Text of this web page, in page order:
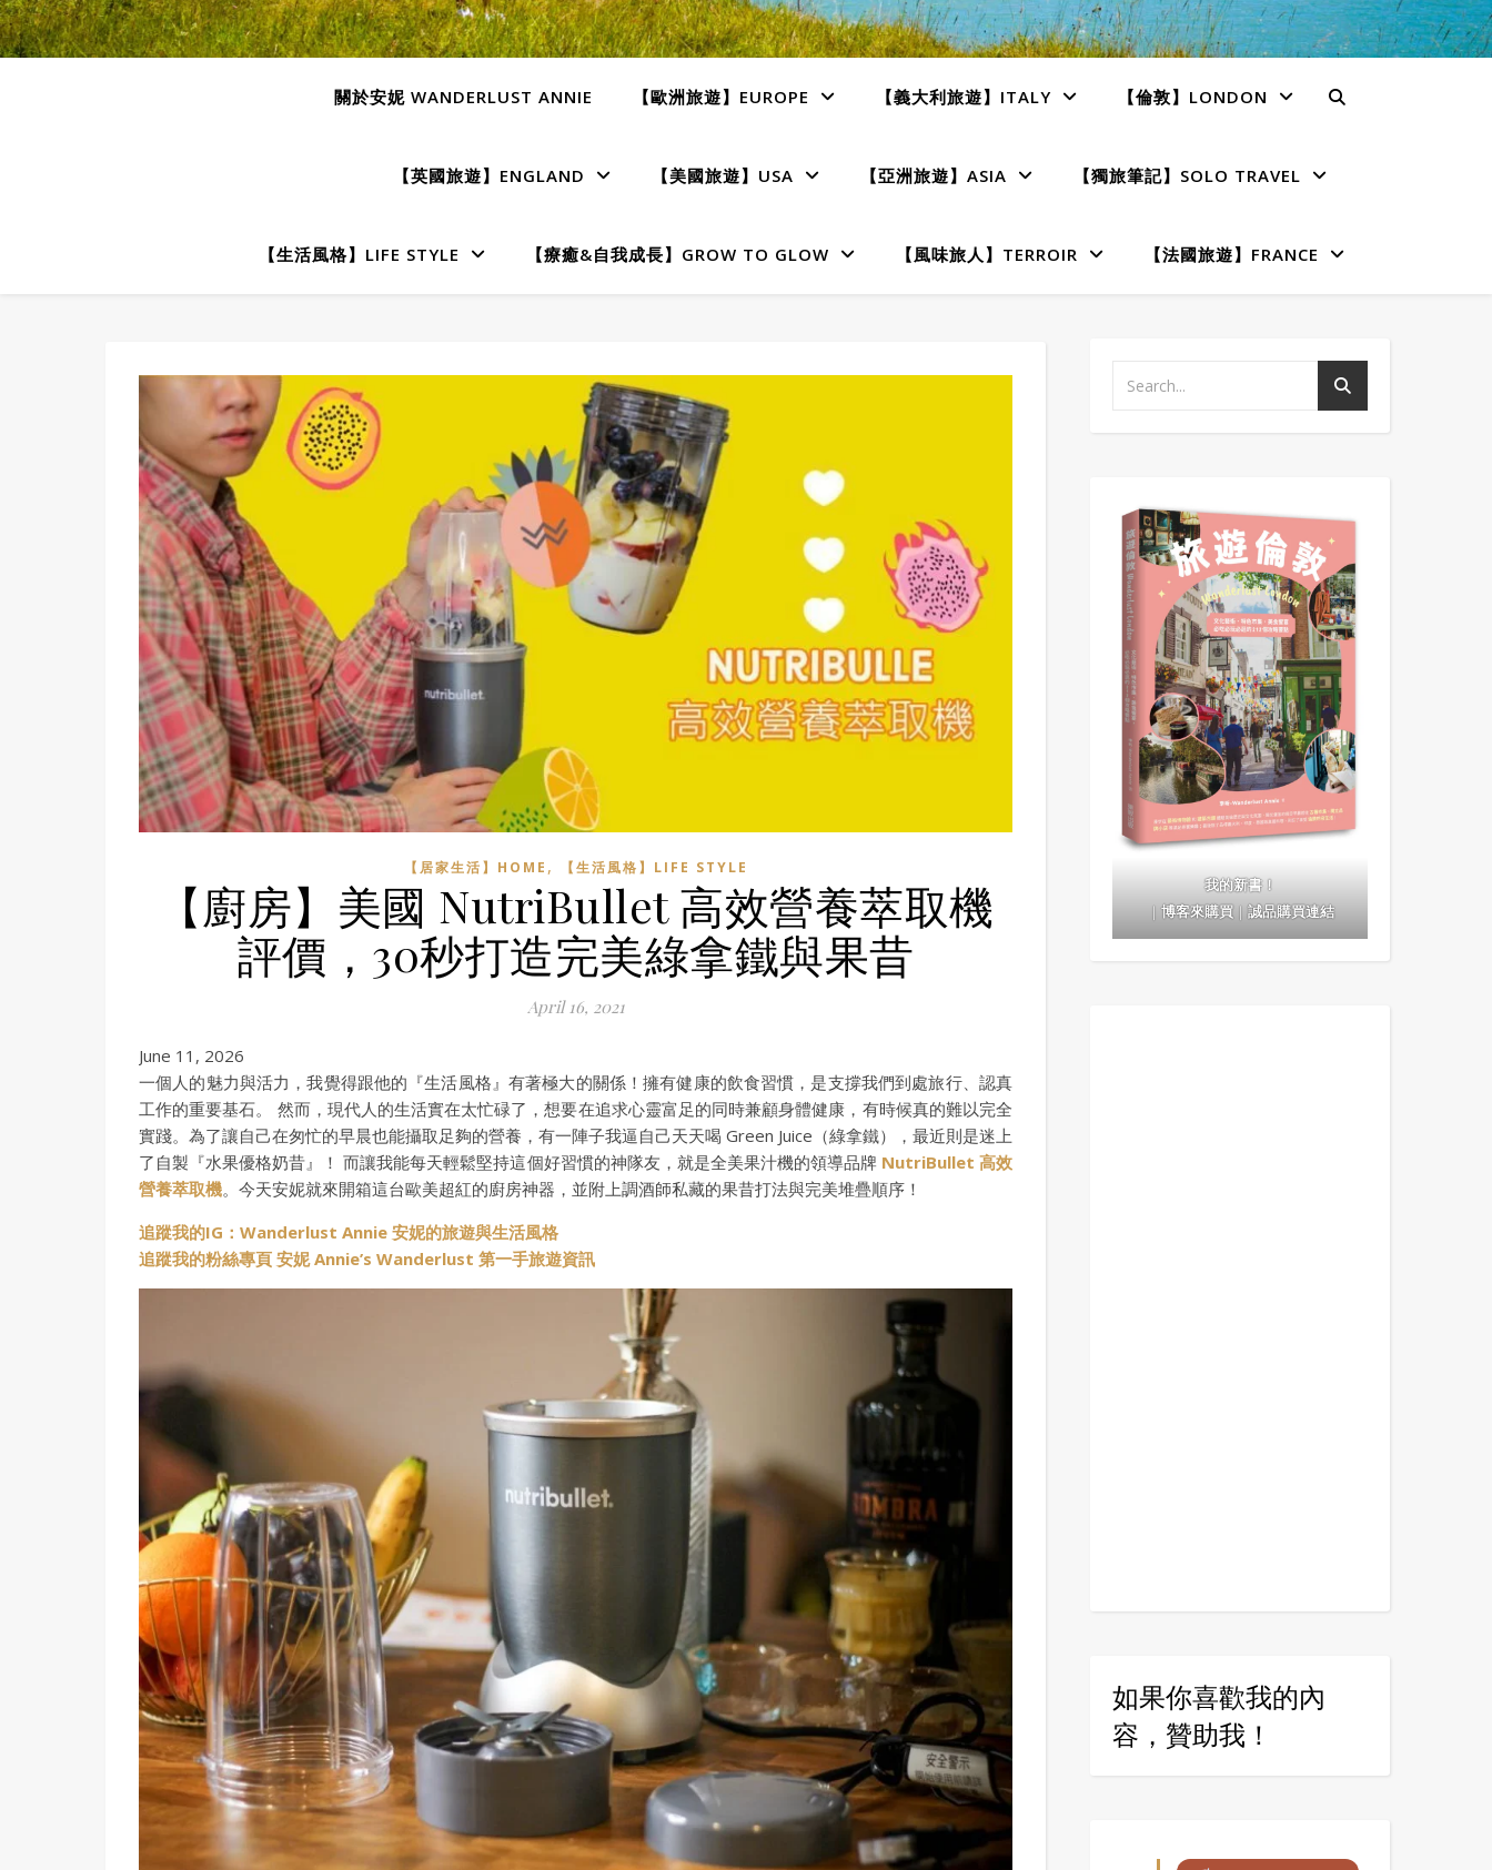
關於安妮 WANDERLUST ANNIE 【歐洲旅遊】EUROPE 【義大利旅遊】ITALY 【倫敦】LONDON
【英國旅遊】ENGLAND 【美國旅遊】USA 【亞洲旅遊】ASIA 【獨旅筆記】SOLO TRAVEL
【生活風格】LIFE STYLE 【療癒&自我成長】GROW TO GLOW 【風味旅人】TERROIR 【法國旅遊】FRANCE
【居家生活】HOME , 【生活風格】LIFE STYLE
【廚房】美國 NutriBullet 高效營養萃取機
評價，30秒打造完美綠拿鐵與果昔
April 16, 2021
June 11, 2026
一個人的魅力與活力，我覺得跟他的『生活風格』有著極大的關係！擁有健康的飲食習慣，是支撐我們到處旅行、認真
工作的重要基石。 然而，現代人的生活實在太忙碌了，想要在追求心靈富足的同時兼顧身體健康，有時候真的難以完全
實踐。為了讓自己在匆忙的早晨也能攝取足夠的營養，有一陣子我逼自己天天喝 Green Juice（綠拿鐵），最近則是迷上
了自製『水果優格奶昔』！ 而讓我能每天輕鬆堅持這個好習慣的神隊友，就是全美果汁機的領導品牌 NutriBullet 高效
營養萃取機。今天安妮就來開箱這台歐美超紅的廚房神器，並附上調酒師私藏的果昔打法與完美堆疊順序！
追蹤我的IG：Wanderlust Annie 安妮的旅遊與生活風格
追蹤我的粉絲專頁 安妮 Annie’s Wanderlust 第一手旅遊資訊
我的新書！
｜博客來購買｜誠品購買連結
如果你喜歡我的內
容，贊助我！